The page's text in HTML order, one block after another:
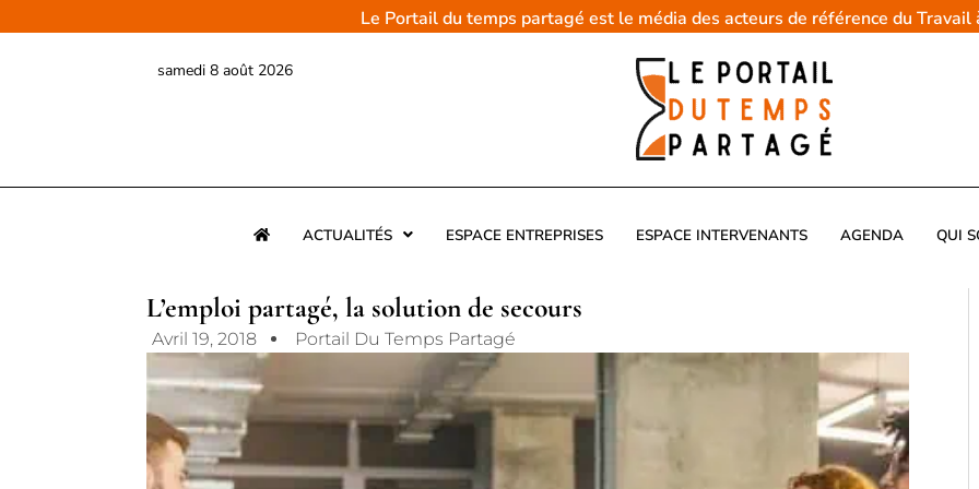
au
Le Portail du temps partagé est le média des acteurs de référence du
samedi 8 août 2026
ACTUALITÉS ESPACE ENTREPRISES ESPACE INTERVENANTS AGENDA QUI
L’emploi partagé, la solution de secours
Avril 19, 2018 Portail Du Temps Partagé